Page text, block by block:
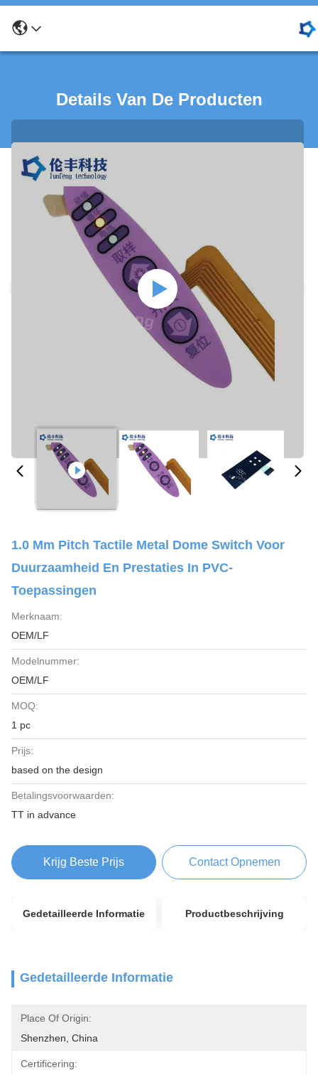
Details Van De Producten
1.0 Mm Pitch Tactile Metal Dome Switch Voor
Duurzaamheid En Prestaties In PVC-
Toepassingen
Merknaam:
OEM/LF
Modelnummer:
OEM/LF
MOQ:
1 pc
Prijs:
based on the design
Betalingsvoorwaarden:
TT in advance
Krijg Beste Prijs Contact Opnemen
Gedetailleerde Informatie Productbeschrijving
Gedetailleerde Informatie
Place Of Origin:
Shenzhen, China
Certificering: